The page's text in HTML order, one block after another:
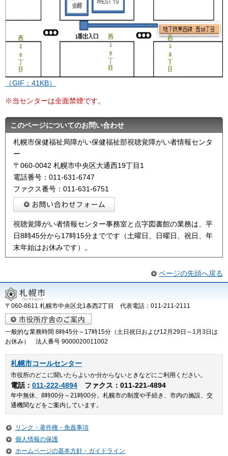
（GIF：41KB）
※当センターは全面禁煙です。
このページについてのお問い合わせ
札幌市保健福祉局障がい保健福祉部視聴覚障がい者情報センタ
ー
〒060-0042 札幌市中央区大通西19丁目1
電話番号：011-631-6747
ファクス番号：011-631-6751
視聴覚障がい者情報センター事務室と点字図書館の業務は、平
日8時45分から17時15分までです（土曜日、日曜日、祝日、年
末年始はお休みです）。
ページの先頭へ戻る
〒060-8611 札幌市中央区北1条西2丁目 代表電話：011-211-2111
一般的な業務時間 8時45分～17時15分（土日祝日および12月29日～1月3日は
お休み） 法人番号 9000020011002
札幌市コールセンター
市役所のどこに聞いたらよいか分からないときなどにご利用ください。
電話： 011-222-4894 ファクス：011-221-4894
年中無休、8時00分～21時00分。札幌市の制度や手続き、市内の施設、交
通機関などをご案内しています。
リンク・著作権・免責事項
個人情報の保護
ホームページの基本方針・ガイドライン